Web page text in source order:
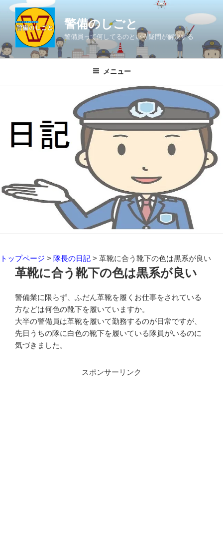
ン
ツ
警備のしごと
警備員って何してるのという疑問が解決する
メニュー
トップページ > 隊長の日記 > 革靴に合う靴下の色は黒系が良い
革靴に合う靴下の色は黒系が良い
警備業に限らず、ふだん革靴を履くお仕事をされている
方などは何色の靴下を履いていますか。
大半の警備員は革靴を履いて勤務するのが日常ですが、
先日うちの隊に白色の靴下を履いている隊員がいるのに
気づきました。
スポンサーリンク